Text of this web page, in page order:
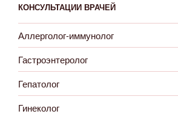
КОНСУЛЬТАЦИИ ВРАЧЕЙ
Аллерголог-иммунолог
Гастроэнтеролог
Гепатолог
Гинеколог